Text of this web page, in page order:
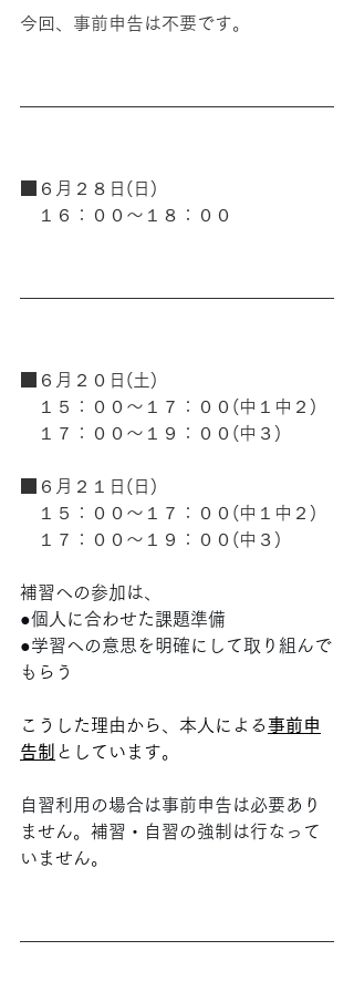
今回、事前申告は不要です。
■６月２８日(日)
１６：００〜１８：００
■６月２０日(土)
１５：００〜１７：００(中１中２)
１７：００〜１９：００(中３)
■６月２１日(日)
１５：００〜１７：００(中１中２)
１７：００〜１９：００(中３)
補習への参加は、
●個人に合わせた課題準備
●学習への意思を明確にして取り組んで
もらう
こうした理由から、本人による 事前申
告制
としています。
自習利用の場合は事前申告は必要あり
ません。補習・自習の強制は行なって
いません。